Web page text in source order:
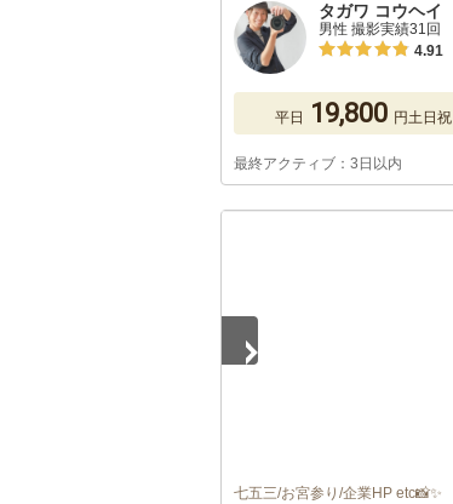
タガワ コウヘイ
男性 撮影実績31回
4.91
平日 19,800 円土日祝
最終アクティブ：3日以内
七五三/お宮参り/企業HP etc📸✨